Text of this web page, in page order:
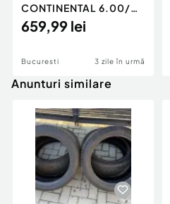
CONTINENTAL 6.00/
R9 12 PR IC10 VARA
659,99 lei
Bucuresti 3 zile în urmă
Anunturi similare